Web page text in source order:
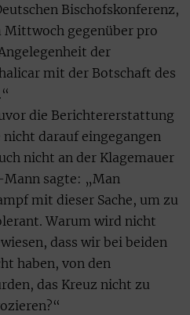
Bischofskonferenz,
gegenüber pro
der
mit der Botschaft des
die Berichtererstattung
darauf eingegangen
nicht an der Klagemauer
sagte: „Man
mit dieser Sache, um zu
Warum wird nicht
dass wir bei beiden
haben, von den
das Kreuz nicht zu